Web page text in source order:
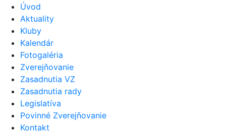
Úvod
Aktuality
Kluby
Kalendár
Fotogaléria
Zverejňovanie
Zasadnutia VZ
Zasadnutia rady
Legislatíva
Povinné Zverejňovanie
Kontakt